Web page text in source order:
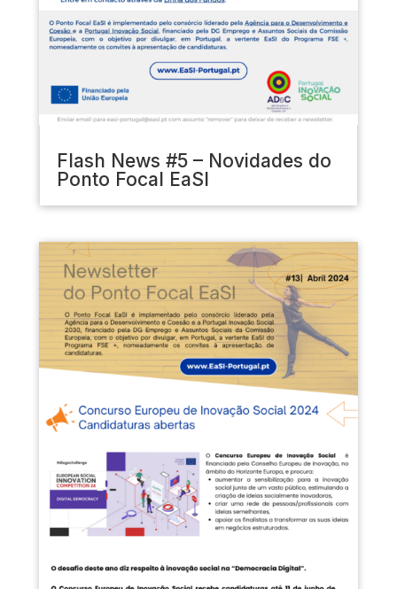
Flash News #5 – Novidades do
Ponto Focal EaSI